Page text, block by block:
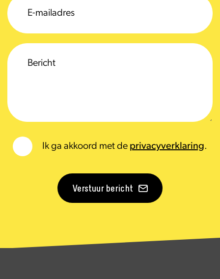
Ik ga akkoord met de privacyverklaring.
Verstuur bericht